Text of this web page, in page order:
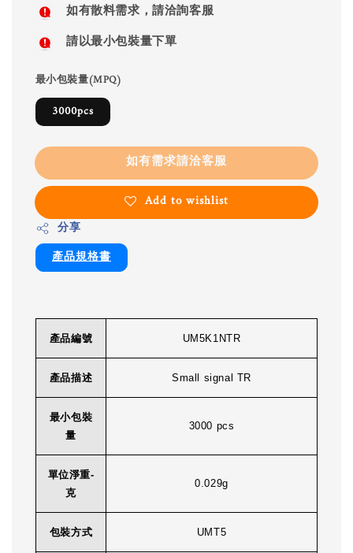
如有散料需求，請洽詢客服
請以最小包裝量下單
最小包裝量(MPQ)
3000pcs
如有需求請洽客服
Add to wishlist
分享
產品規格書
產品編號 UM5K1NTR
產品描述 Small signal TR
最小包裝
量
3000 pcs
單位淨重-
克
0.029g
包裝方式 UMT5